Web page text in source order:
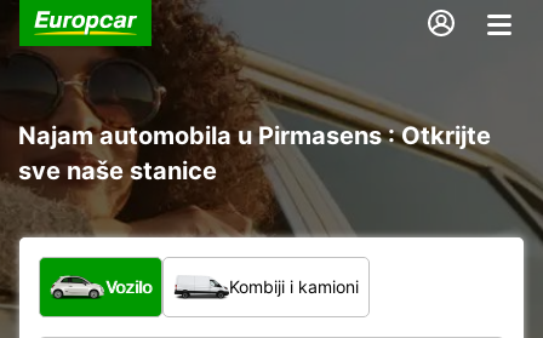
Najam automobila u Pirmasens : Otkrijte
sve naše stanice
Koja vrsta vozila?
Vozilo Kombiji i kamioni